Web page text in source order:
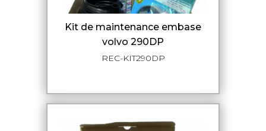
kit de maintenance embase
volvo 290DP
REC-KIT290DP